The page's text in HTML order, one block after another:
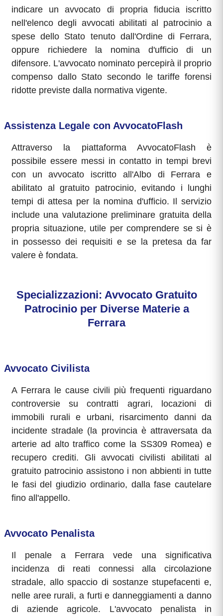
indicare un avvocato di propria fiducia iscritto
nell'elenco degli avvocati abilitati al patrocinio a
spese dello Stato tenuto dall'Ordine di Ferrara,
oppure richiedere la nomina d'ufficio di un
difensore. L'avvocato nominato percepirà il proprio
compenso dallo Stato secondo le tariffe forensi
ridotte previste dalla normativa vigente.
Assistenza Legale con AvvocatoFlash
Attraverso la piattaforma AvvocatoFlash è
possibile essere messi in contatto in tempi brevi
con un avvocato iscritto all'Albo di Ferrara e
abilitato al gratuito patrocinio, evitando i lunghi
tempi di attesa per la nomina d'ufficio. Il servizio
include una valutazione preliminare gratuita della
propria situazione, utile per comprendere se si è
in possesso dei requisiti e se la pretesa da far
valere è fondata.
Specializzazioni: Avvocato Gratuito
Patrocinio per Diverse Materie a
Ferrara
Avvocato Civilista
A Ferrara le cause civili più frequenti riguardano
controversie su contratti agrari, locazioni di
immobili rurali e urbani, risarcimento danni da
incidente stradale (la provincia è attraversata da
arterie ad alto traffico come la SS309 Romea) e
recupero crediti. Gli avvocati civilisti abilitati al
gratuito patrocinio assistono i non abbienti in tutte
le fasi del giudizio ordinario, dalla fase cautelare
fino all'appello.
Avvocato Penalista
Il penale a Ferrara vede una significativa
incidenza di reati connessi alla circolazione
stradale, allo spaccio di sostanze stupefacenti e,
nelle aree rurali, a furti e danneggiamenti a danno
di aziende agricole. L'avvocato penalista in